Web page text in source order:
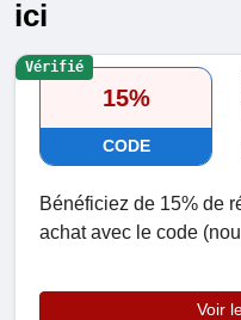
ici
15%
CODE
Bénéficiez de 15% de
achat avec le code
Voir
Vérifié